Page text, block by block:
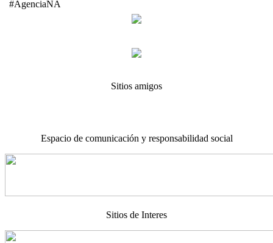
#AgenciaNA
Sitios amigos
Espacio de comunicación y responsabilidad social
Sitios de Interes